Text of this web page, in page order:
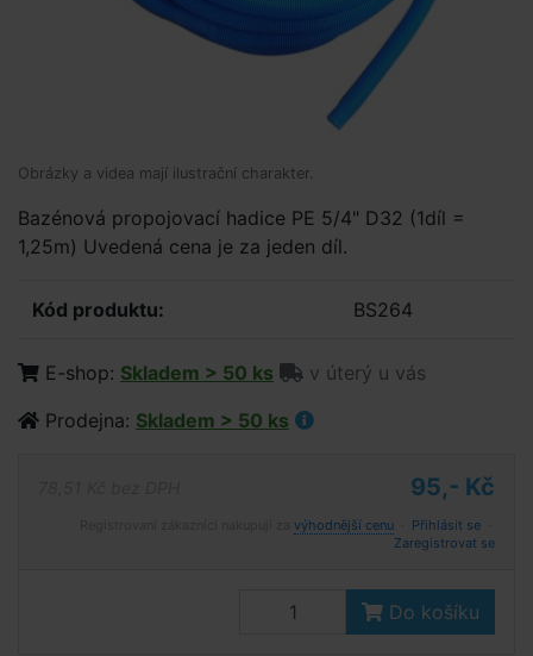
Obrázky a videa mají ilustrační charakter.
Bazénová propojovací hadice PE 5/4" D32 (1díl =
1,25m) Uvedená cena je za jeden díl.
Kód produktu: BS264
E-shop: Skladem > 50 ks
v úterý u vás
Prodejna: Skladem > 50 ks
95,- Kč
výhodnější cenu Přihlásit se
Zaregistrovat se
Do košíku